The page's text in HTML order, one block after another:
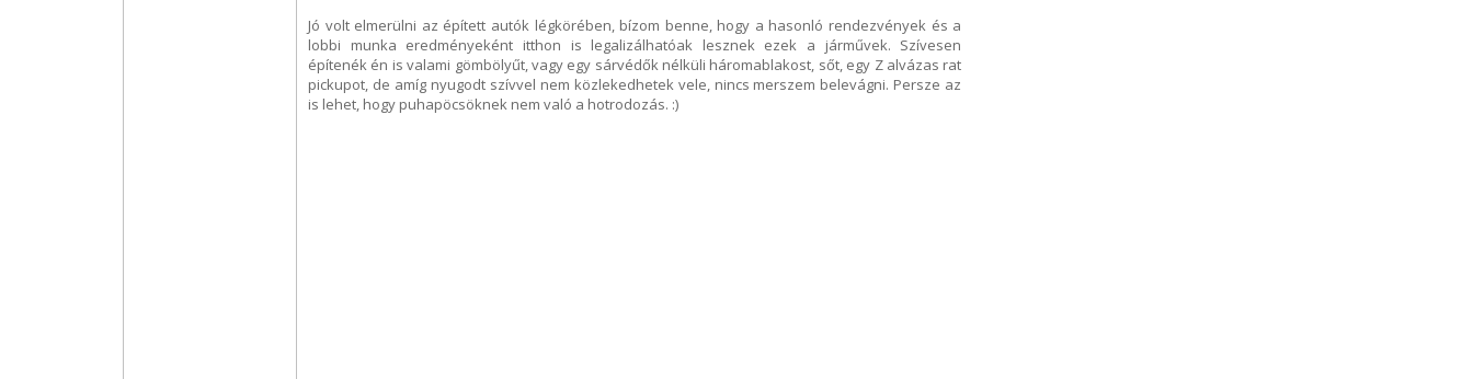
Jó volt elmerülni az épített autók légkörében, bízom benne, hogy a hasonló rendezvények és a
lobbi munka eredményeként itthon is legalizálhatóak lesznek ezek a járművek. Szívesen
építenék én is valami gömbölyűt, vagy egy sárvédők nélküli háromablakost, sőt, egy Z alvázas rat
pickupot, de amíg nyugodt szívvel nem közlekedhetek vele, nincs merszem belevágni. Persze az
is lehet, hogy puhapöcsöknek nem való a hotrodozás. :)